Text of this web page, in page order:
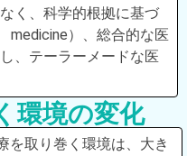
く、科学的根拠に基づ
）、総合的な医
、テーラーメードな医
環境の変化
を取り巻く環境は、大き